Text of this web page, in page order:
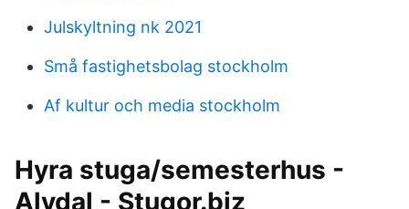
Julskyltning nk 2021
Små fastighetsbolag stockholm
Af kultur och media stockholm
Hyra stuga/semesterhus -
Alvdal - Stugor.biz